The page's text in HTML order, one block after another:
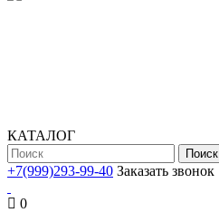
КАТАЛОГ
Поиск
+7(999)293-99-40 Заказать звонок
0